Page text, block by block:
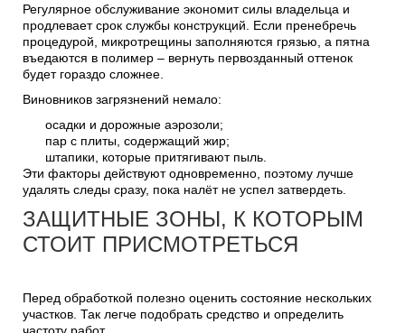
Регулярное обслуживание экономит силы владельца и
продлевает срок службы конструкций. Если пренебречь
процедурой, микротрещины заполняются грязью, а пятна
въедаются в полимер – вернуть первозданный оттенок
будет гораздо сложнее.
Виновников загрязнений немало:
осадки и дорожные аэрозоли;
пар с плиты, содержащий жир;
штапики, которые притягивают пыль.
Эти факторы действуют одновременно, поэтому лучше
удалять следы сразу, пока налёт не успел затвердеть.
ЗАЩИТНЫЕ ЗОНЫ, К КОТОРЫМ
СТОИТ ПРИСМОТРЕТЬСЯ
Перед обработкой полезно оценить состояние нескольких
участков. Так легче подобрать средство и определить